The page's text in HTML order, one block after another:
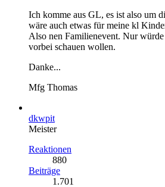
Ich komme aus GL, es ist also um
wäre auch etwas für meine kl
Also nen Familienevent. Nur
vorbei schauen wollen.
Danke...
Mfg Thomas
dkwpit
Meister
Reaktionen
880
Beiträge
1.701